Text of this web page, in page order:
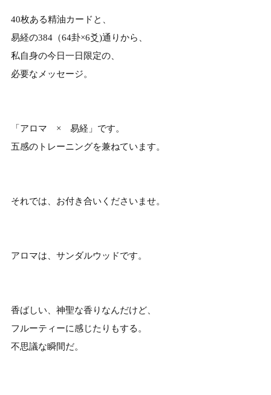
40枚ある精油カードと、
易経の384（64卦×6爻)通りから、
私自身の今日一日限定の、
必要なメッセージ。
「アロマ × 易経」です。
五感のトレーニングを兼ねています。
それでは、お付き合いくださいませ。
アロマは、サンダルウッドです。
香ばしい、神聖な香りなんだけど、
フルーティーに感じたりもする。
不思議な瞬間だ。